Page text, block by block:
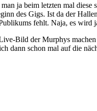
ja beim letzten mal diese
des Gigs. Ist da der
fehlt. Naja, es
Bild der Murphys
dann schon mal auf die